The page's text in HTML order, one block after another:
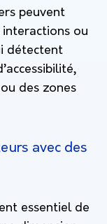
peuvent
ou
détectent
des zones
avec des
essentiel de